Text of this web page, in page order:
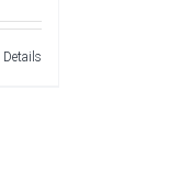
Details